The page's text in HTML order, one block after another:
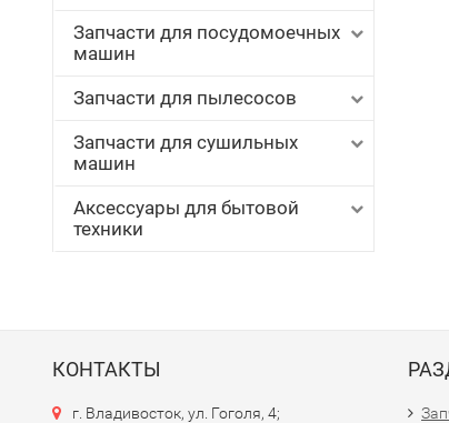
Запчасти для посудомоечных
машин
Запчасти для пылесосов
Запчасти для сушильных
машин
Аксессуары для бытовой
техники
КОНТАКТЫ
г. Владивосток, ул. Гоголя, 4;